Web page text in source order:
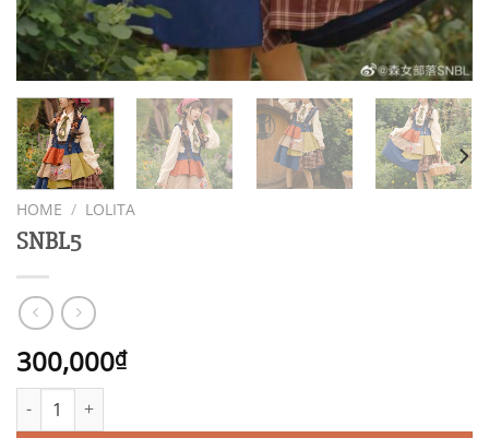
HOME / LOLITA
SNBL5
300,000₫
SNBL5 quantity